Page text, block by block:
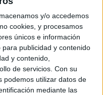
y/o accedemos
cookies, y procesamos
únicos e información
publicidad y contenido
y contenido,
de servicios. Con su
podemos utilizar datos de
mediante las
descargar el